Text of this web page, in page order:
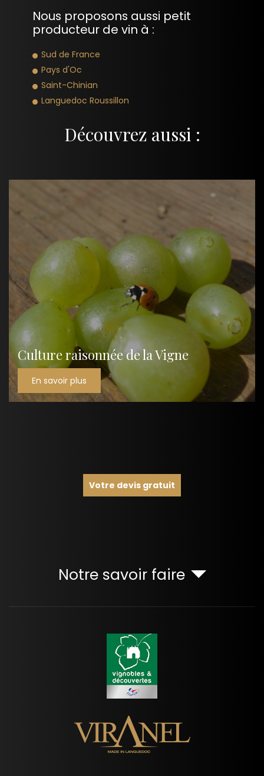
Nous proposons aussi petit
producteur de vin à :
Sud de France
Pays d'Oc
Saint-Chinian
Languedoc Roussillon
Découvrez aussi :
Culture raisonnée de la Vigne
En savoir plus
Votre devis gratuit
Notre savoir faire